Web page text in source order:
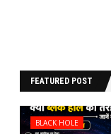
FEATURED POST
BLACK HOLE